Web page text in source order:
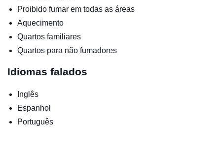
Proibido fumar em todas as áreas
Aquecimento
Quartos familiares
Quartos para não fumadores
Idiomas falados
Inglês
Espanhol
Português